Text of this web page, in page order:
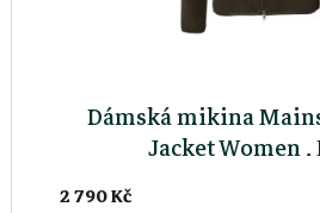
Dámská mikina
Jacket Women
2 790 Kč